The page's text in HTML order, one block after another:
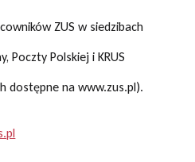
ZUS w siedzibach
Poczty Polskiej i KRUS
dostępne na www.zus.pl).